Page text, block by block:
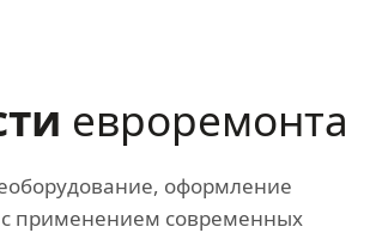
евроремонта
оформление
применением современных